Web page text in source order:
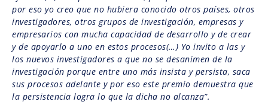
por eso yo creo que no hubiera conocido otros países, otros
investigadores, otros grupos de investigación, empresas y
empresarios con mucha capacidad de desarrollo y de crear
y de apoyarlo a uno en estos procesos(…) Yo invito a las y
los nuevos investigadores a que no se desanimen de la
investigación porque entre uno más insista y persista, saca
sus procesos adelante y por eso este premio demuestra que
la persistencia logra lo que la dicha no alcanza”.